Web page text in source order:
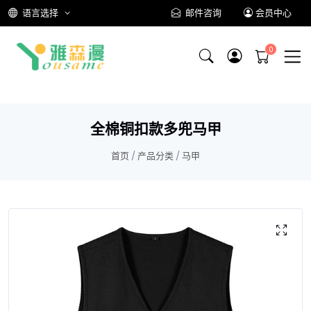
语言选择 邮件咨询 会员中心
全棉铜扣款多兜马甲
首页 / 产品分类 / 马甲